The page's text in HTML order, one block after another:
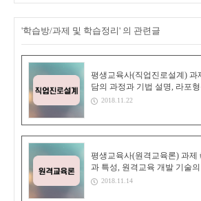
'학습방/과제 및 학습정리' 의 관련글
평생교육사(직업진로설계) 과
담의 과정과 기법 설명, 라포
2018.11.22
평생교육사(원격교육론) 과제
과 특성, 원격교육 개발 기술
2018.11.14